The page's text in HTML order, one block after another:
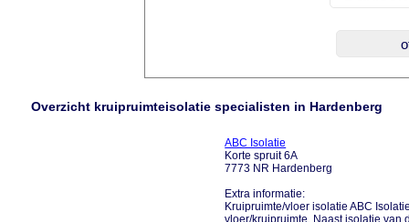
Overzicht kruipruimteisolatie specialisten in Hardenberg
ABC Isolatie
Korte spruit 6A
7773 NR Hardenberg
Extra informatie:
Kruipruimte/vloer isolatie ABC
vloer/kruipruimte. Naast isolatie van